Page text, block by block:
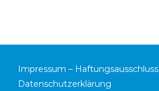
Impressum – Haftungsausschluss
Datenschutzerklärung